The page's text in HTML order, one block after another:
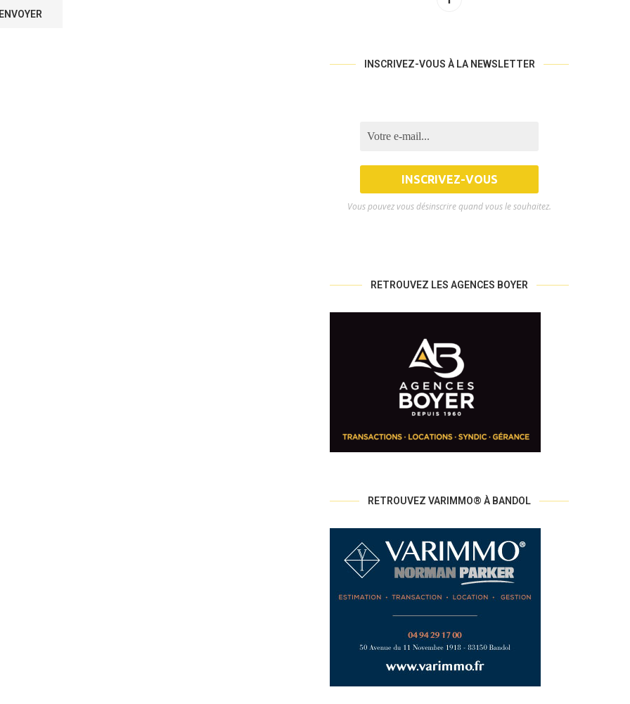
INSCRIVEZ-VOUS À LA NEWSLETTER
Vous pouvez vous désinscrire quand vous le souhaitez.
RETROUVEZ LES AGENCES BOYER
RETROUVEZ VARIMMO® À BANDOL